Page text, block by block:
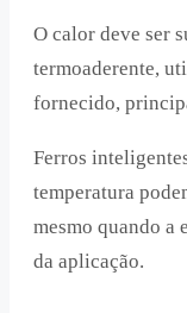
O calor deve ser
termoaderente,
fornecido,
Ferros
temperatura
mesmo quando a
da aplicação.